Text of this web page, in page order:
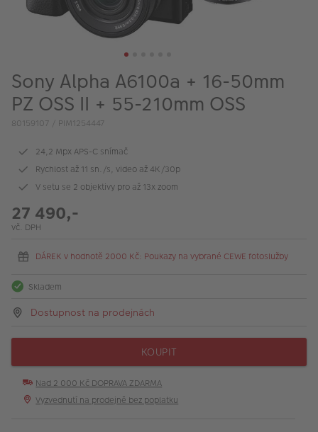
RÁMEČKY
FOTO BAZAR
Akce a slevy
Fotoprodukty
Sony Alpha A6100a + 16-50mm
PZ OSS II + 55-210mm OSS
80159107 / PIM1254447
‎24,2 Mpx APS-C snímač
Rychlost až 11 sn./s, video až 4K/30p
V setu se 2 objektivy pro až 13x zoom
27 490,-
vč. DPH
DÁREK v hodnotě 2000 Kč: Poukazy na vybrané CEWE fotoslužby
Skladem
Dostupnost na prodejnách
KOUPIT
Nad 2 000 Kč DOPRAVA ZDARMA
Vyzvednutí na prodejně bez poplatku